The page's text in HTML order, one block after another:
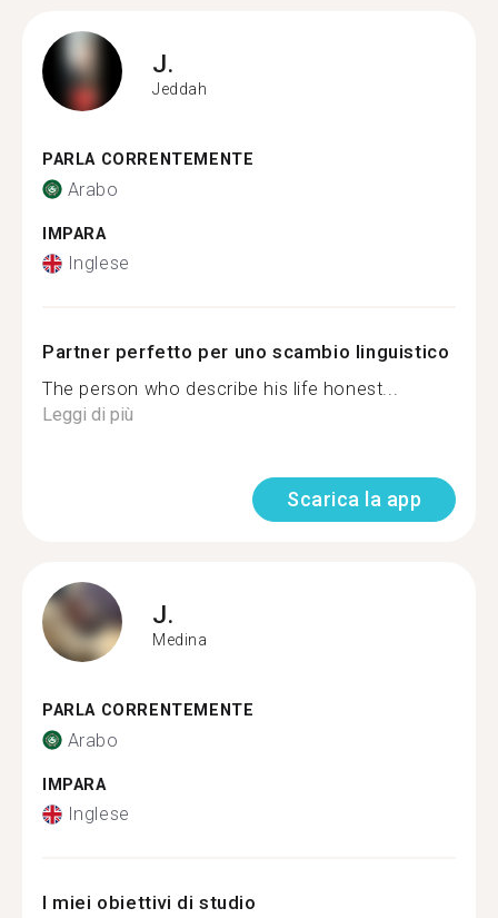
J.
Jeddah
PARLA CORRENTEMENTE
Arabo
IMPARA
Inglese
Partner perfetto per uno scambio linguistico
The person who describe his life honest...
Leggi di più
Scarica la app
J.
Medina
PARLA CORRENTEMENTE
Arabo
IMPARA
Inglese
I miei obiettivi di studio